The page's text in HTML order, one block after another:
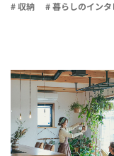
# 収納
# 暮らしのインタ